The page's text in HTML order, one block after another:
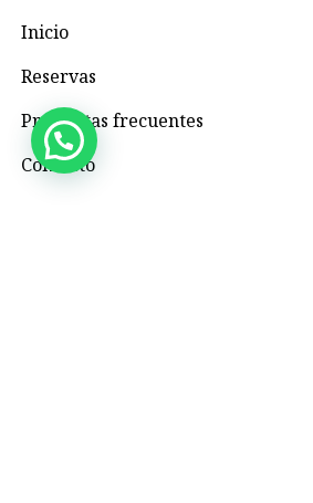
Inicio
Reservas
Preguntas frecuentes
Contacto